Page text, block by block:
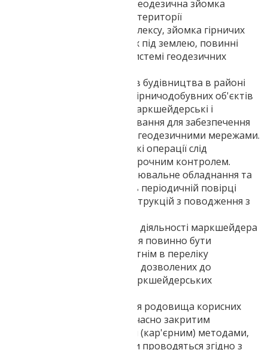
Маркшейдерська топогеодезична зйомка
поверхні землі в межах території
гірничодобувного комплексу, зйомка гірничих
виробок, розташованих під землею, повинні
виконуватися в одній системі геодезичних
Проектування всіх видів будівництва в районі
виробничої діяльності гірничодобувних об'єктів
вимагає передбачати маркшейдерські і
топогеодезичні вишукування для забезпечення
будівництва опорними геодезичними мережами.
Будь-які маркшейдерські операції слід
супроводжувати перевірочним контролем.
Маркшейдерське вимірювальне обладнання та
інструменти підлягають періодичній повірці
відповідно до вимог інструкцій з поводження з
Що використовується в діяльності маркшейдера
програмне забезпечення повинно бути
сертифікованим і присутнім в переліку
комп'ютерних програм, дозволених до
застосування в сфері маркшейдерських
У разі, коли експлуатація родовища корисних
ресурсів ведеться одночасно закритим
(підземним) і відкритим (кар'єрним) методами,
маркшейдерські роботи проводяться згідно з